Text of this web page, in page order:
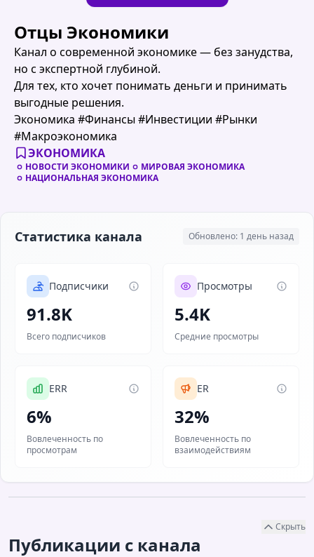
Отцы Экономики
Канал о современной экономике — без занудства,
но с экспертной глубиной.
Для тех, кто хочет понимать деньги и принимать
выгодные решения.
Экономика #Финансы #Инвестиции #Рынки
#Макроэкономика
ЭКОНОМИКА
НОВОСТИ ЭКОНОМИКИ
МИРОВАЯ ЭКОНОМИКА
НАЦИОНАЛЬНАЯ ЭКОНОМИКА
Статистика канала Обновлено: 1 день назад
Подписчики
91.8K
Всего подписчиков
Просмотры
5.4K
Средние просмотры
ERR
6%
Вовлеченность по
просмотрам
ER
32%
Вовлеченность по
взаимодействиям
Скрыть
Публикации с канала